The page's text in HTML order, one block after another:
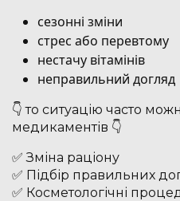
сезонні зміни
стрес або перевтому
нестачу вітамінів
неправильний догляд
👇 то ситуацію часто
медикаментів 👇
✅ Зміна раціону
✅ Підбір правильних
✅ Косметологічні